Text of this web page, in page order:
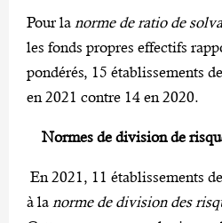
Pour la norme de ratio de
les fonds propres effectifs
pondérés, 15 établissements
en 2021 contre 14 en 2020.
Normes de division de
En 2021, 11 établissements
à la norme de division des